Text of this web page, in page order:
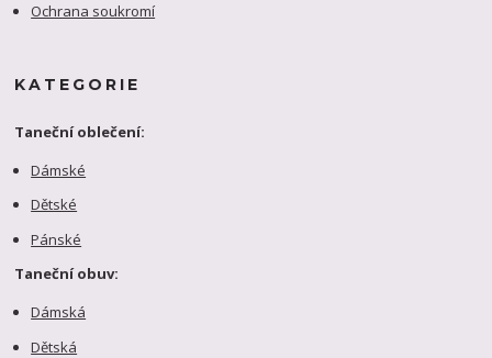
Ochrana soukromí
KATEGORIE
Taneční oblečení:
Dámské
Dětské
Pánské
Taneční obuv:
Dámská
Dětská